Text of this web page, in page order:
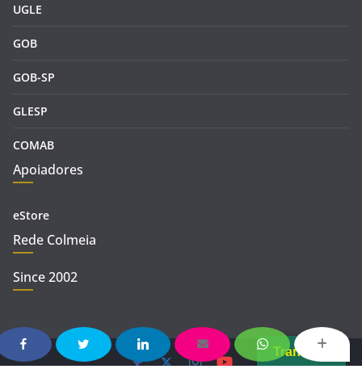
UGLE
GOB
GOB-SP
GLESP
COMAB
Apoiadores
eStore
Rede Colmeia
Since 2002
Translate